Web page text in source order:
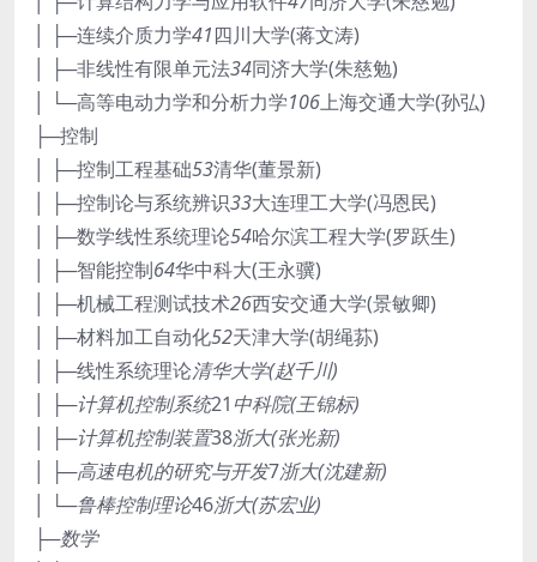
│ ├─连续介质力学41四川大学(蒋文涛)
│ ├─非线性有限单元法34同济大学(朱慈勉)
│ └─高等电动力学和分析力学106上海交通大学(孙弘)
├─控制
│ ├─控制工程基础53清华(董景新)
│ ├─控制论与系统辨识33大连理工大学(冯恩民)
│ ├─数学线性系统理论54哈尔滨工程大学(罗跃生)
│ ├─智能控制64华中科大(王永骥)
│ ├─机械工程测试技术26西安交通大学(景敏卿)
│ ├─材料加工自动化52天津大学(胡绳荪)
│ ├─线性系统理论清华大学(赵千川)
│ ├─计算机控制系统21 中科院(王锦标)
│ ├─计算机控制装置38浙大(张光新)
│ ├─高速电机的研究与开发7浙大(沈建新)
│ └─鲁棒控制理论46浙大(苏宏业)
├─数学